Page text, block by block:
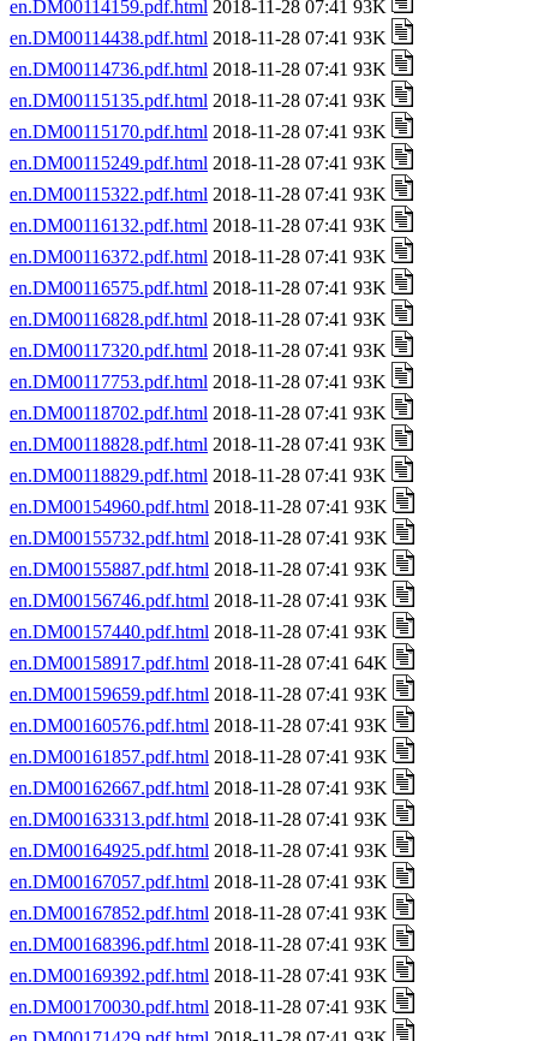
en.DM00114159.pdf.html 2018-11-28 07:41 93K
en.DM00114438.pdf.html 2018-11-28 07:41 93K
en.DM00114736.pdf.html 2018-11-28 07:41 93K
en.DM00115135.pdf.html 2018-11-28 07:41 93K
en.DM00115170.pdf.html 2018-11-28 07:41 93K
en.DM00115249.pdf.html 2018-11-28 07:41 93K
en.DM00115322.pdf.html 2018-11-28 07:41 93K
en.DM00116132.pdf.html 2018-11-28 07:41 93K
en.DM00116372.pdf.html 2018-11-28 07:41 93K
en.DM00116575.pdf.html 2018-11-28 07:41 93K
en.DM00116828.pdf.html 2018-11-28 07:41 93K
en.DM00117320.pdf.html 2018-11-28 07:41 93K
en.DM00117753.pdf.html 2018-11-28 07:41 93K
en.DM00118702.pdf.html 2018-11-28 07:41 93K
en.DM00118828.pdf.html 2018-11-28 07:41 93K
en.DM00118829.pdf.html 2018-11-28 07:41 93K
en.DM00154960.pdf.html 2018-11-28 07:41 93K
en.DM00155732.pdf.html 2018-11-28 07:41 93K
en.DM00155887.pdf.html 2018-11-28 07:41 93K
en.DM00156746.pdf.html 2018-11-28 07:41 93K
en.DM00157440.pdf.html 2018-11-28 07:41 93K
en.DM00158917.pdf.html 2018-11-28 07:41 64K
en.DM00159659.pdf.html 2018-11-28 07:41 93K
en.DM00160576.pdf.html 2018-11-28 07:41 93K
en.DM00161857.pdf.html 2018-11-28 07:41 93K
en.DM00162667.pdf.html 2018-11-28 07:41 93K
en.DM00163313.pdf.html 2018-11-28 07:41 93K
en.DM00164925.pdf.html 2018-11-28 07:41 93K
en.DM00167057.pdf.html 2018-11-28 07:41 93K
en.DM00167852.pdf.html 2018-11-28 07:41 93K
en.DM00168396.pdf.html 2018-11-28 07:41 93K
en.DM00169392.pdf.html 2018-11-28 07:41 93K
en.DM00170030.pdf.html 2018-11-28 07:41 93K